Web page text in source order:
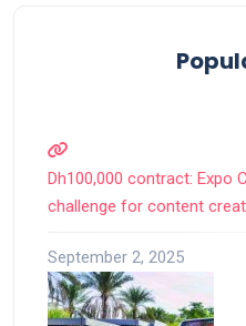
Dh100,000 contract: Expo
challenge for content
September 2, 2025